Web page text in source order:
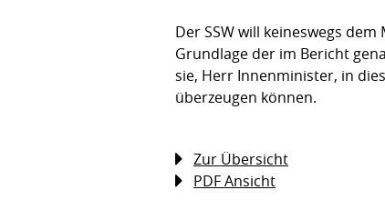
Der SSW will keineswegs
Grundlage der im Bericht
sie, Herr Innenminister, in
überzeugen können.
Zur Übersicht
PDF Ansicht